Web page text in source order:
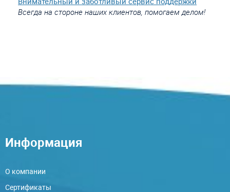
Всегда на стороне наших клиентов, помогаем делом!
Информация
О компании
Сертификаты